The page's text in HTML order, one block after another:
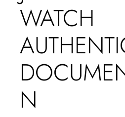
WATCH
N